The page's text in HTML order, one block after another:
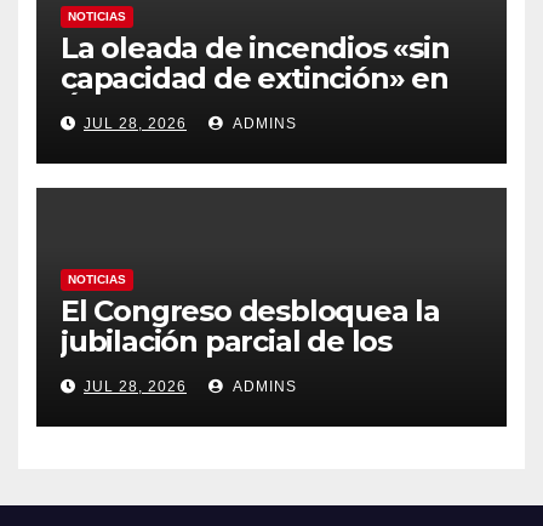
NOTICIAS
La oleada de incendios «sin
capacidad de extinción» en
Ávila y al oeste de Madrid
obliga a declarar la
emergencia nacional
JUL 28, 2026 ADMINS
NOTICIAS
El Congreso desbloquea la
jubilación parcial de los
trabajadores laborales del
sector público
JUL 28, 2026 ADMINS